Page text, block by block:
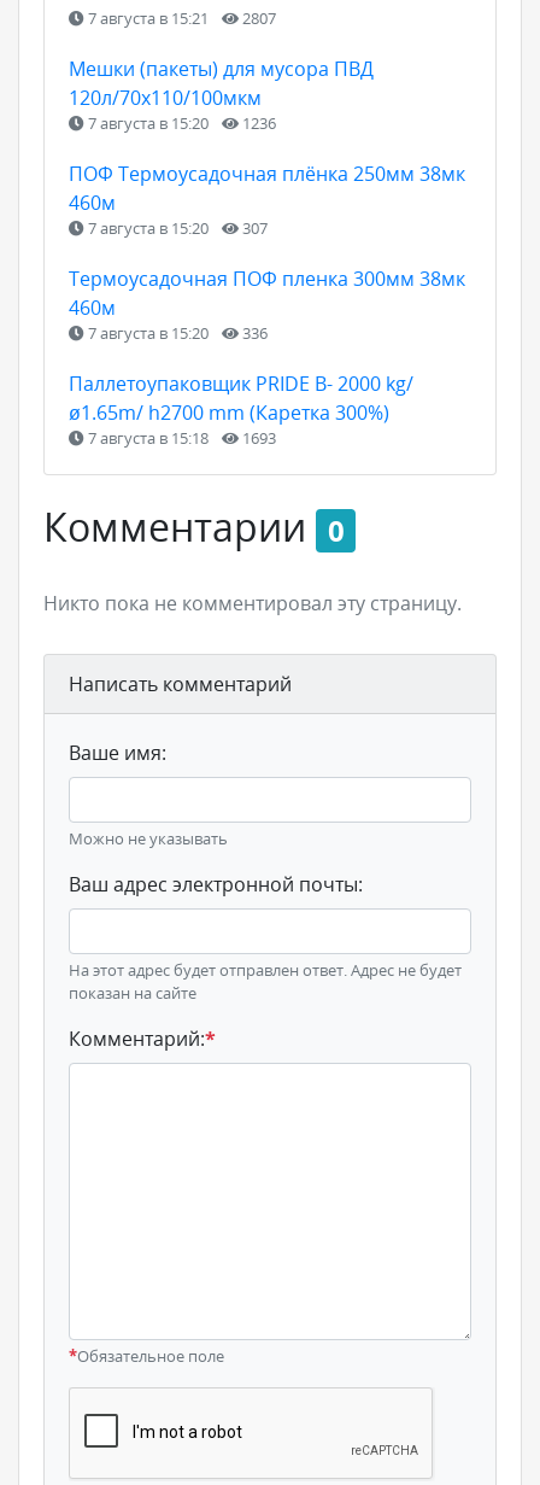
7 августа в 15:21 2807
Мешки (пакеты) для мусора ПВД
120л/70х110/100мкм
7 августа в 15:20 1236
ПОФ Термоусадочная плёнка 250мм 38мк
460м
7 августа в 15:20 307
Термоусадочная ПОФ пленка 300мм 38мк
460м
7 августа в 15:20 336
Паллетоупаковщик PRIDE В- 2000 kg/
ø1.65m/ h2700 mm (Каретка 300%)
7 августа в 15:18 1693
Комментарии 0
Никто пока не комментировал эту страницу.
Написать комментарий
Ваше имя:
Можно не указывать
Ваш адрес электронной почты:
На этот адрес будет отправлен ответ. Адрес не будет
показан на сайте
Комментарий:*
*Обязательное поле